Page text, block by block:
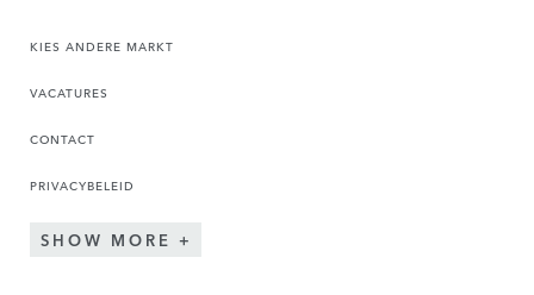
KIES ANDERE MARKT
VACATURES
CONTACT
PRIVACYBELEID
SHOW MORE